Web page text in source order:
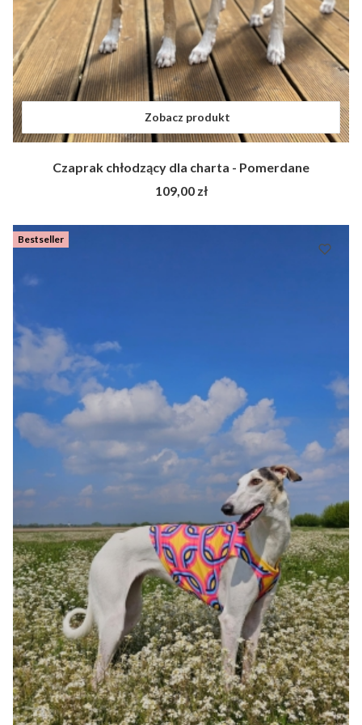
Zobacz produkt
Czaprak chłodzący dla charta - Pomerdane
Cena
109,00 zł
Bestseller